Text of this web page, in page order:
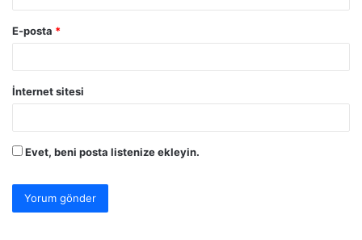
E-posta *
İnternet sitesi
Evet, beni posta listenize ekleyin.